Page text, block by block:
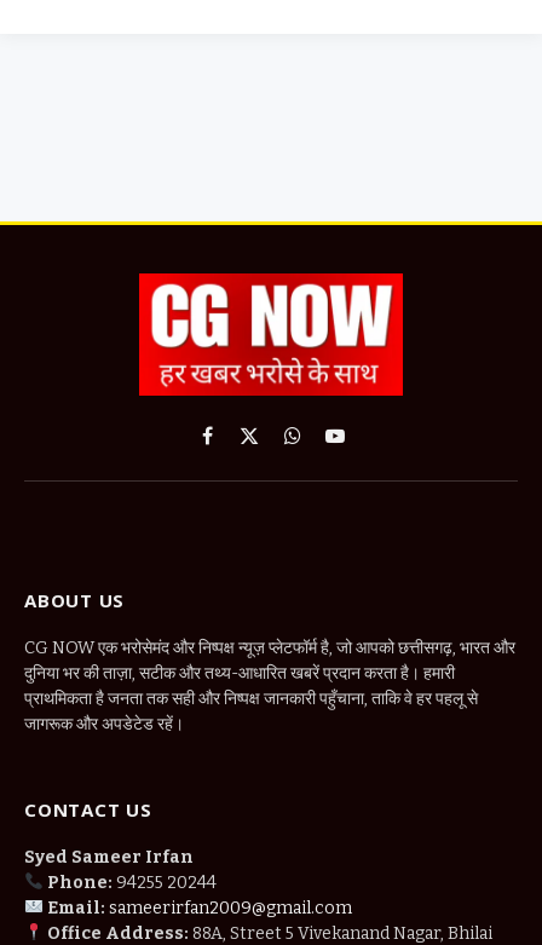
Facebook
X
WhatsApp
YouTube
ABOUT US
CG NOW एक भरोसेमंद और निष्पक्ष न्यूज़ प्लेटफॉर्म है, जो आपको छत्तीसगढ़, भारत और
दुनिया भर की ताज़ा, सटीक और तथ्य-आधारित खबरें प्रदान करता है। हमारी
प्राथमिकता है जनता तक सही और निष्पक्ष जानकारी पहुँचाना, ताकि वे हर पहलू से
जागरूक और अपडेटेड रहें।
CONTACT US
Syed Sameer Irfan
Phone: 94255 20244
Email: sameerirfan2009@gmail.com
Office Address: 88A, Street 5 Vivekanand Nagar, Bhilai